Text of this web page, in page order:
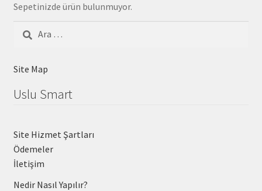
Sepetinizde ürün bulunmuyor.
Site Map
Uslu Smart
Site Hizmet Şartları
Ödemeler
İletişim
Nedir Nasıl Yapılır?